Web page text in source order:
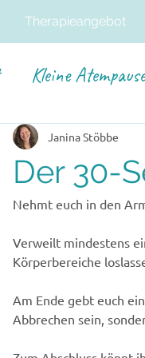
Therapieangebot
Kleine Atempause
Der 30-
Janina Stöbbe
Nehmt euch in den
Verweilt mindestens
Körperbereiche
Am Ende gebt euch
Abbrechen sein,